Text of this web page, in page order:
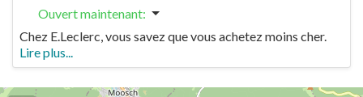
Ouvert maintenant:
Chez E.Leclerc, vous savez que vous achetez moins cher.
Lire plus...